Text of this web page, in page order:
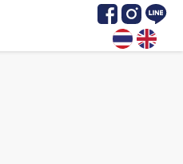
ImageImageImage